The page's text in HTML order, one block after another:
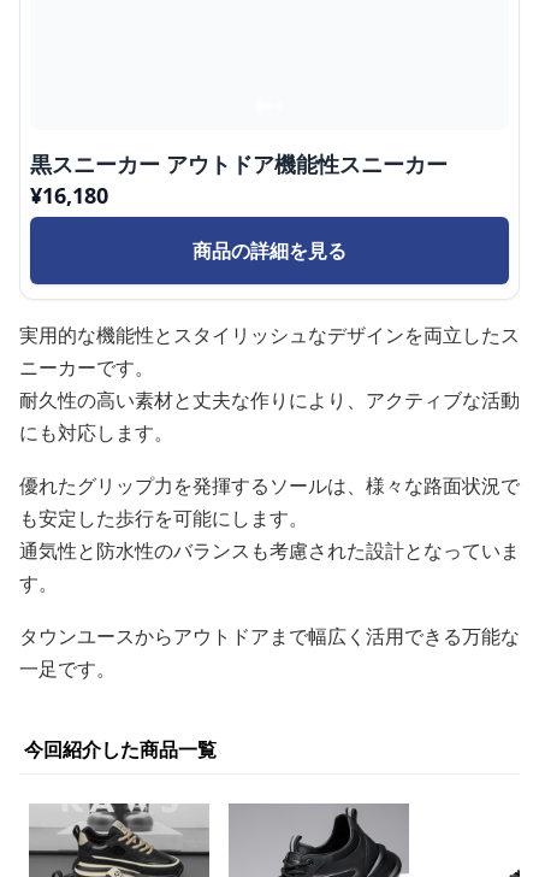
黒スニーカー アウトドア機能性スニーカー
¥16,180
商品の詳細を見る
実用的な機能性とスタイリッシュなデザインを両立したス
ニーカーです。
耐久性の高い素材と丈夫な作りにより、アクティブな活動
にも対応します。
優れたグリップ力を発揮するソールは、様々な路面状況で
も安定した歩行を可能にします。
通気性と防水性のバランスも考慮された設計となっていま
す。
タウンユースからアウトドアまで幅広く活用できる万能な
一足です。
今回紹介した商品一覧